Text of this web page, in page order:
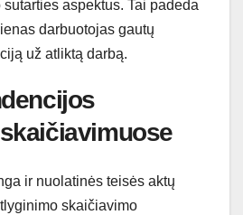
aspektus. Tai padeda
darbuotojas gautų
už atliktą darbą.
ir nuolatinės teisės aktų
skaičiavimo